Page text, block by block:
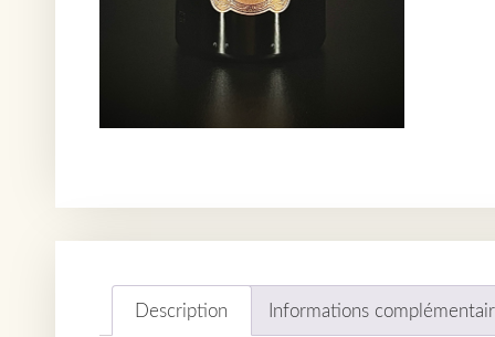
Description Informations